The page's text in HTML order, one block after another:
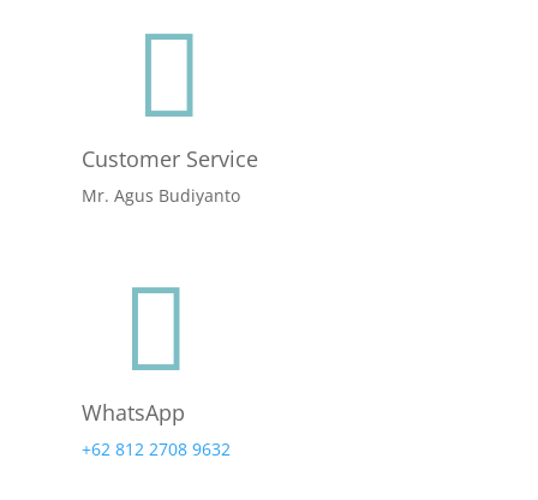

Customer Service
Mr. Agus Budiyanto

WhatsApp
+62 812 2708 9632